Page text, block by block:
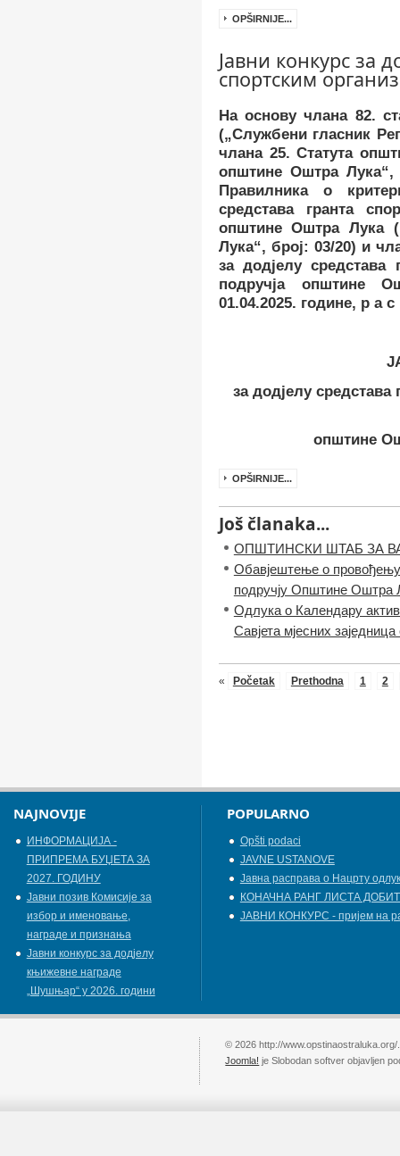
OPŠIRNIJE...
Јавни конкурс за
спортским
На основу члана 82.
(„Службени гласник
члана 25. Статута
општине Оштра Лука“,
Правилника о
средстава гранта
општине Оштра Лука
Лука“, број: 03/20) и
за додјелу средстава
подручја општине
01.04.2025. године, р а с
за додјелу средстава
општине
OPŠIRNIJE...
Još članaka...
ОПШТИНСКИ ШТАБ ЗА
Обавјештење о провођењу
подручју Општине Оштра
Одлука o Календару
Савјета мјесних
« Početak Prethodna 1 2
NAJNOVIJE
ИНФОРМАЦИЈА -
ПРИПРЕМА БУЏЕТА ЗА
2027. ГОДИНУ
Jавни позив Комисије за
избор и именовање,
награде и признања
Јавни конкурс за додјелу
књижевнe наградe
„Шушњар“ у 2026. години
POPULARNO
Opšti podaci
JAVNE USTANOVE
Јавна расправа о Нацрту
КОНАЧНА РАНГ ЛИСТА
ЈАВНИ КОНКУРС - пријем на
© 2026 http://
Joomla! je Slobodan softver objavljen